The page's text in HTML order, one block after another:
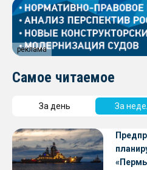
реклама
Самое читаемое
За день За